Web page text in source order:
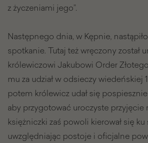
z życzeniami jego”.
Następnego dnia, w Kępnie,
spotkanie. Tutaj też wręczony został
królewiczowi Jakubowi Order
mu za udział w odsieczy wiedeńskiej
potem królewicz udał się
aby przygotować uroczyste przyjęcie
księżniczki zaś powoli kierował się ku
uwzględniając postoje i oficjalne